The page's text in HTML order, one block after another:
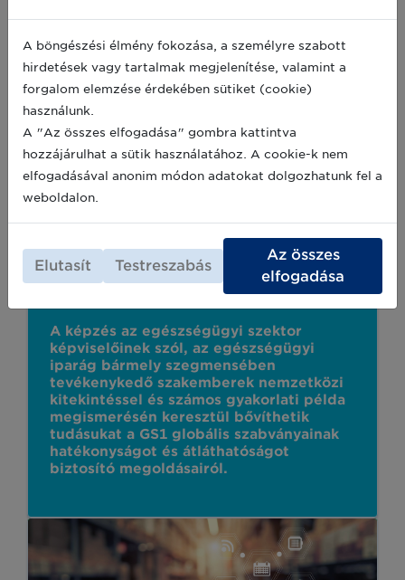
Jelenleg elérhető szakértőképzéseink:
GS1 Egészségügyi szakértőképzés
A képzés az egészségügyi szektor
képviselőinek szól, az egészségügyi
iparág bármely szegmensében
tevékenykedő szakemberek nemzetközi
kitekintéssel és számos gyakorlati példa
megismerésén keresztül bővíthetik
tudásukat a GS1 globális szabványainak
hatékonyságot és átláthatóságot
biztosító megoldásairól.
A böngészési élmény fokozása, a személyre szabott
hirdetések vagy tartalmak megjelenítése, valamint a
forgalom elemzése érdekében sütiket (cookie)
használunk.
A "Az összes elfogadása" gombra kattintva
hozzájárulhat a sütik használatához. A cookie-k nem
elfogadásával anonim módon adatokat dolgozhatunk fel a
weboldalon.
Elutasít Testreszabás
Az összes
elfogadása